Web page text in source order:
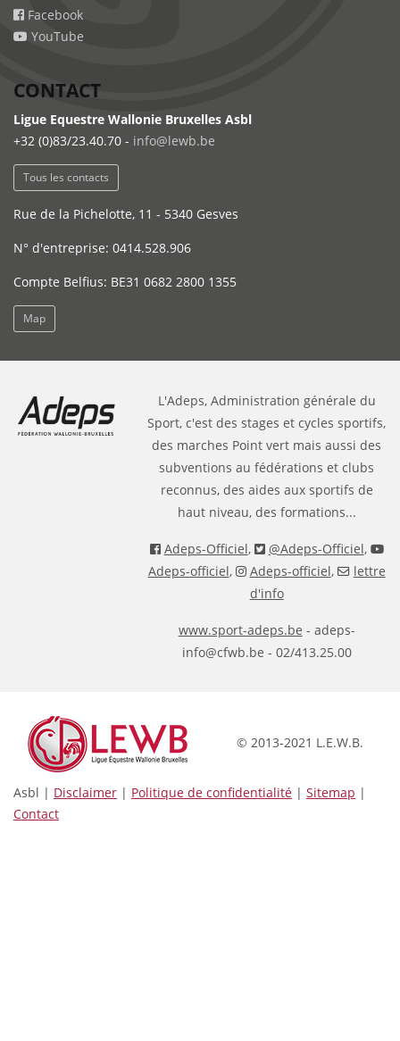
Facebook
YouTube
CONTACT
Ligue Equestre Wallonie Bruxelles Asbl
+32 (0)83/23.40.70 - info@lewb.be
Tous les contacts
Rue de la Pichelotte, 11 - 5340 Gesves
N° d'entreprise: 0414.528.906
Compte Belfius: BE31 0682 2800 1355
Map
L'Adeps, Administration générale du
Sport, c'est des stages et cycles sportifs,
des marches Point vert mais aussi des
subventions au fédérations et clubs
reconnus, des aides aux sportifs de
haut niveau, des formations...
Adeps-Officiel, @Adeps-Officiel,
Adeps-officiel, Adeps-officiel,
lettre
d'info
www.sport-adeps.be - adeps-
info@cfwb.be - 02/413.25.00
© 2013-2021 L.E.W.B.
Asbl | Disclaimer | Politique de confidentialité | Sitemap |
Contact